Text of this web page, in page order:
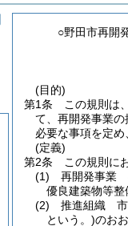
○野田市再開
(目的)
第1条
この規則は
て、再開発事業
必要な事項を定め
(定義)
第2条
この規則に
(1)
再開発事業
優良建築物等整
(2)
推進組織 市
という。)のお